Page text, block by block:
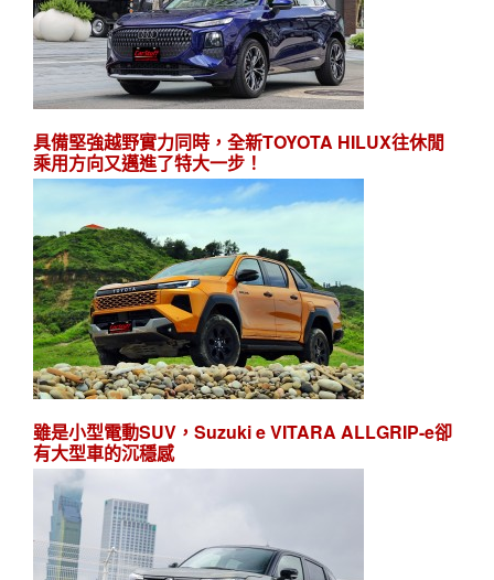
具備堅強越野實力同時，全新TOYOTA HILUX往休閒
乘用方向又邁進了特大一步！
雖是小型電動SUV，Suzuki e VITARA ALLGRIP-e卻
有大型車的沉穩感